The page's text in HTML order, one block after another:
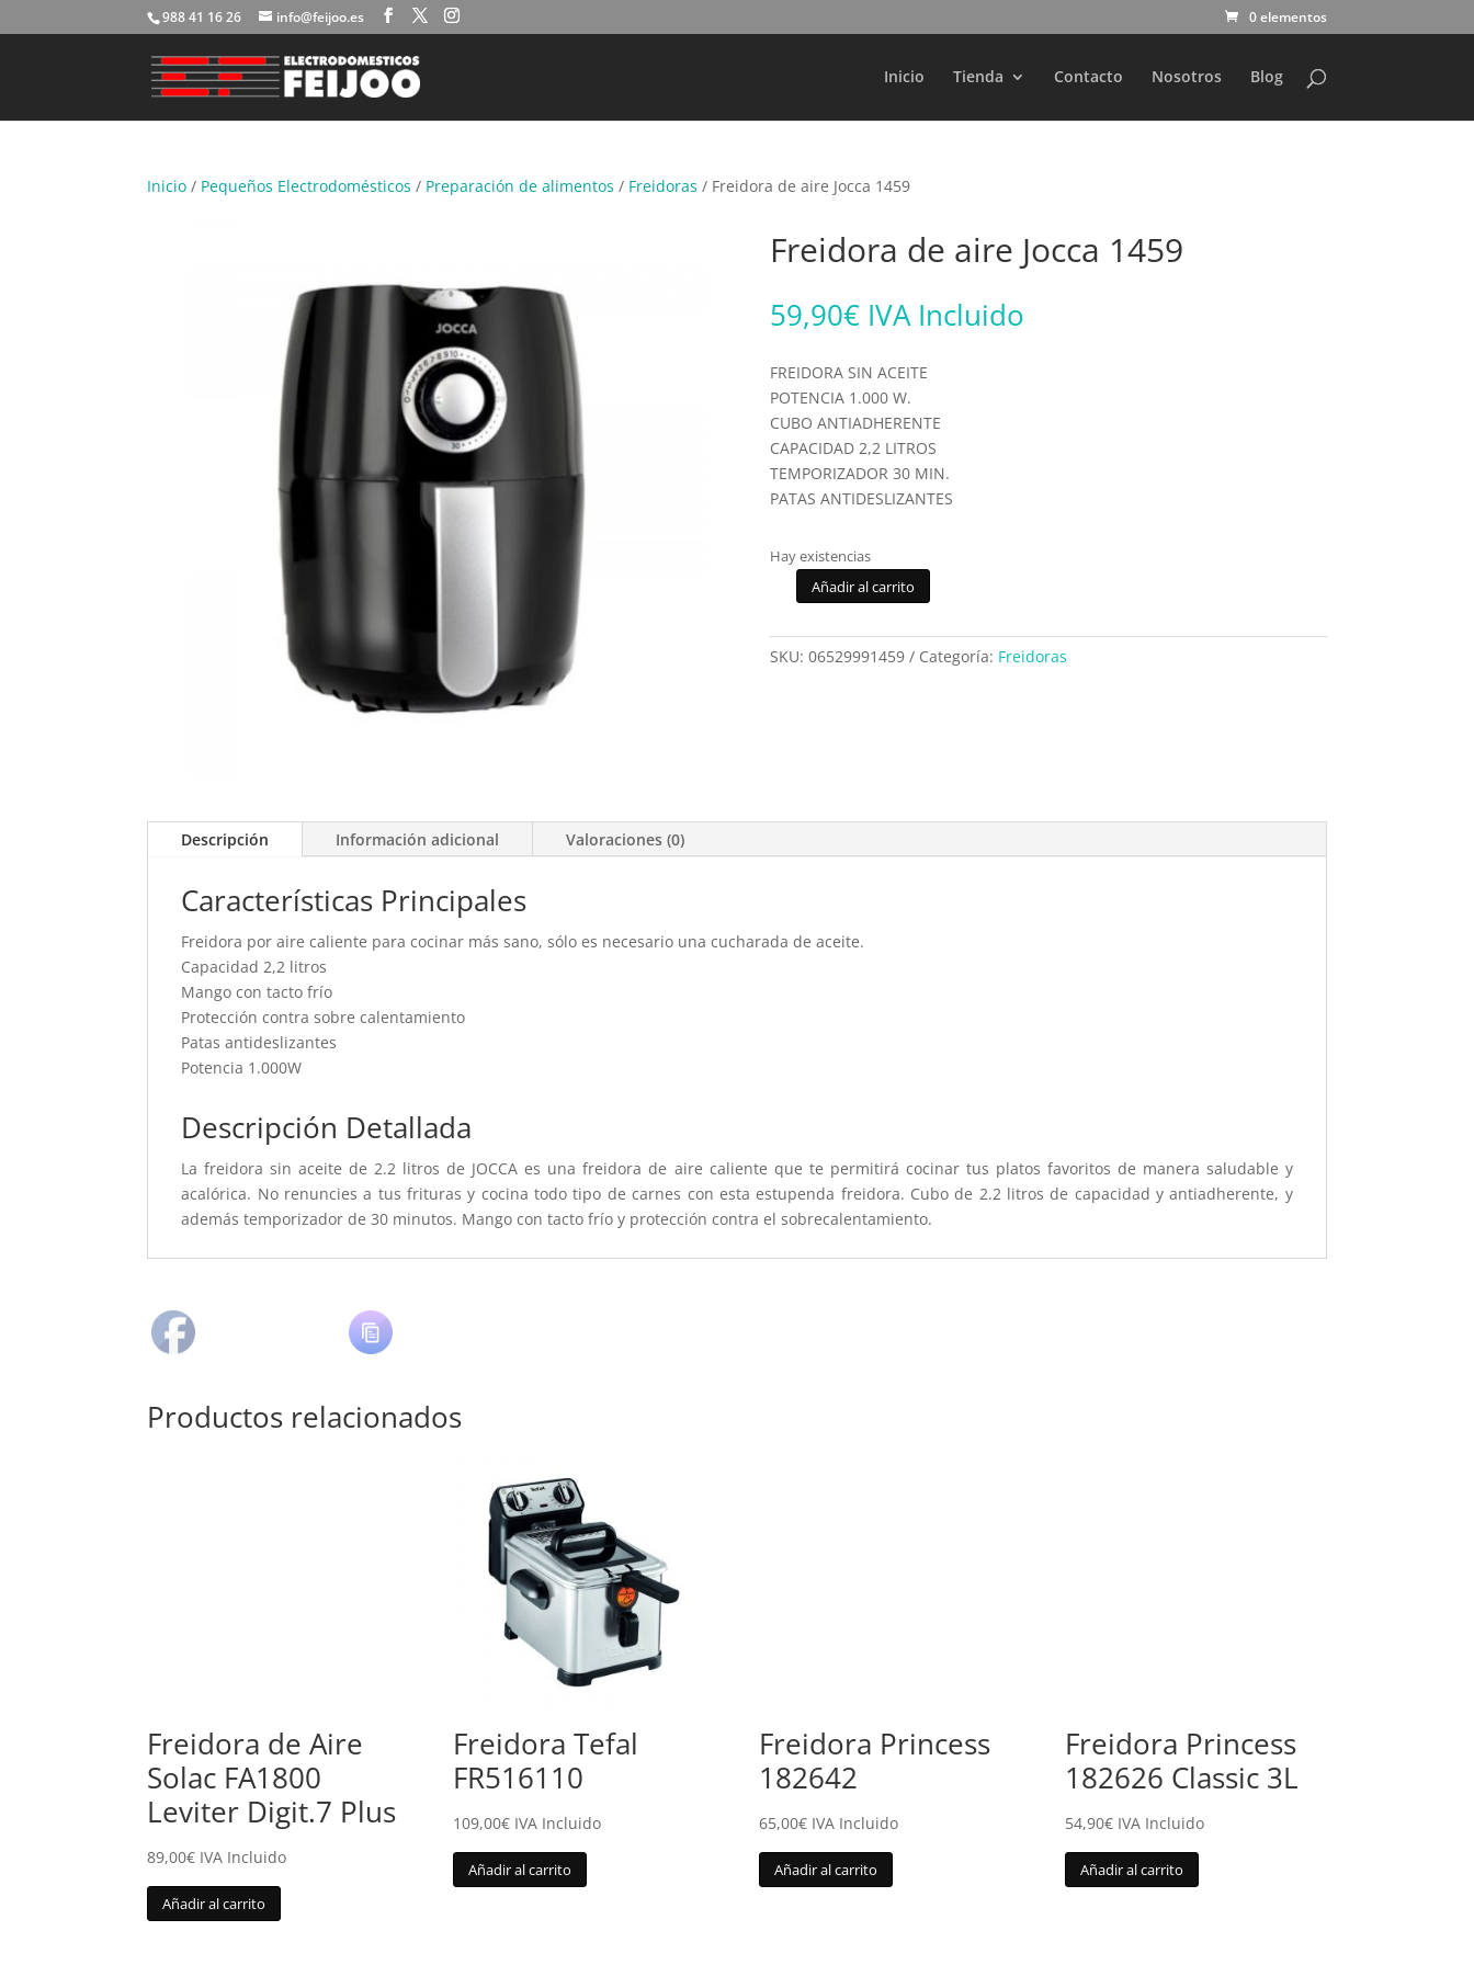
988 41 16 26 info@feijoo.es 0 elementos
Inicio Tienda Contacto Nosotros Blog
Búsqueda
productos
Inicio / Pequeños Electrodomésticos / Preparación de alimentos / Freidoras / Freidora de aire Jocca 1459
Freidora de aire Jocca 1459
59,90€ IVA Incluido
FREIDORA SIN ACEITE
POTENCIA 1.000 W.
CUBO ANTIADHERENTE
CAPACIDAD 2,2 LITROS
TEMPORIZADOR 30 MIN.
PATAS ANTIDESLIZANTES
Hay existencias
Freidora
aire
Añadir al carrito
SKU: 06529991459 Categoría: Freidoras
Descripción Información adicional Valoraciones (0)
Características Principales
Freidora por aire caliente para cocinar más sano, sólo es necesario una cucharada de aceite.
Capacidad 2,2 litros
Mango con tacto frío
Protección contra sobre calentamiento
Patas antideslizantes
Potencia 1.000W
Descripción Detallada
La freidora sin aceite de 2.2 litros de JOCCA es una freidora de aire caliente que te permitirá cocinar tus platos favoritos de manera saludable y
acalórica. No renuncies a tus frituras y cocina todo tipo de carnes con esta estupenda freidora. Cubo de 2.2 litros de capacidad y antiadherente, y
además temporizador de 30 minutos. Mango con tacto frío y protección contra el sobrecalentamiento.
Productos relacionados
Freidora de Aire
Solac FA1800
Leviter Digit.7 Plus
89,00€ IVA Incluido
Añadir al carrito
Freidora Tefal
FR516110
109,00€ IVA Incluido
Añadir al carrito
Freidora Princess
182642
65,00€ IVA Incluido
Añadir al carrito
Freidora Princess
182626 Classic 3L
54,90€ IVA Incluido
Añadir al carrito